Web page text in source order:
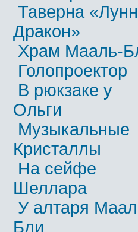
Таверна
Дракон»
Храм Мааль-
Голопроектор
В рюкзаке у
Ольги
Музыкальные
Кристаллы
На сейфе
Шеллара
У алтаря
Бли